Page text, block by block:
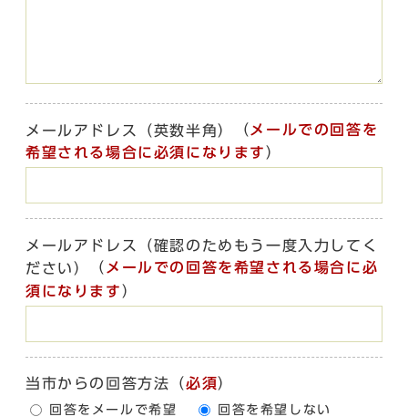
メールアドレス（英数半角） （ メールでの回答を
希望される場合に必須になります ）
メールアドレス（確認のためもう一度入力してく
ださい）
（ メールでの回答を希望される場合に必
須になります ）
当市からの回答方法 （必須）
回答をメールで希望 回答を希望しない